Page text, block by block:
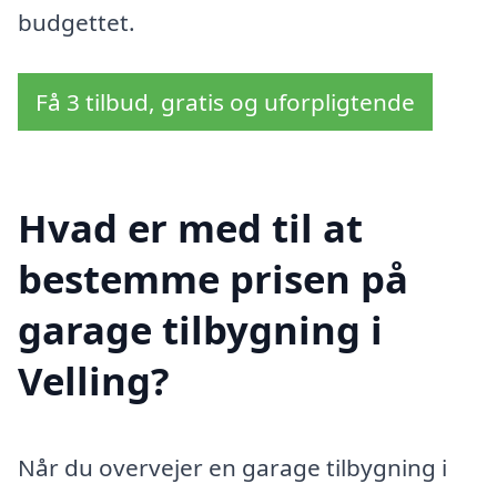
budgettet.
Få 3 tilbud, gratis og uforpligtende
Hvad er med til at
bestemme prisen på
garage tilbygning i
Velling?
Når du overvejer en garage tilbygning i